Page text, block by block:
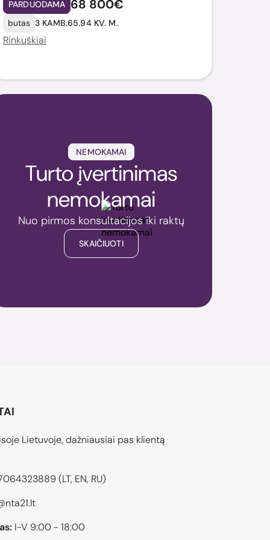
PARDUODAMA 68 800€
butas 3 KAMB.65.94 KV. M.
Rinkuškiai
NEMOKAMAI
Turto įvertinimas
nemokamai
Nuo pirmos konsultacijos iki raktų
SKAIČIUOTI
Lietuvoje, dažniausiai pas klientą
(LT, EN, RU)
I-V 9:00 - 18:00